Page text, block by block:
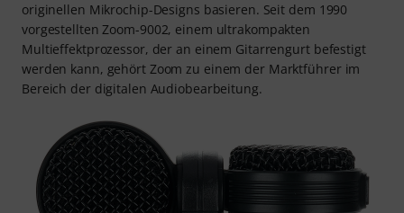
originellen Mikrochip-Designs basieren. Seit dem 1990
vorgestellten Zoom-9002, einem ultrakompakten
Multieffektprozessor, der an einem Gitarrengurt befestigt
werden kann, gehört Zoom zu einem der Marktführer im
Bereich der digitalen Audiobearbeitung.